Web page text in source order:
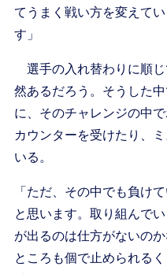
てうまく戦い方を変えて
す」
選手の入れ替わりに順じ
然あるだろう。そうした
に、そのチャレンジの中
カウンターを受けたり、
いる。
「ただ、その中でも負け
と思います。取り組んで
が出るのは仕方がないの
ところも個で止められる